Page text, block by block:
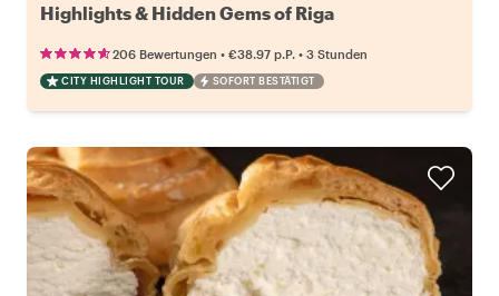
Highlights & Hidden Gems of Riga
206 Bewertungen • €38.97 p.P. • 3 Stunden
CITY HIGHLIGHT TOUR SOFORT BESTÄTIGT